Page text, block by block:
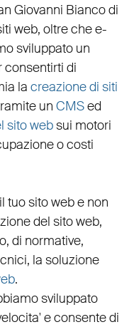
Giovanni Biancodi
web, oltre chee-
sviluppato un
di
la creazione di siti
un CMSed
sito websui motori
o costi
tuo sito web e non
del sito web,
di normative,
la soluzione
.
sviluppato
e consente di